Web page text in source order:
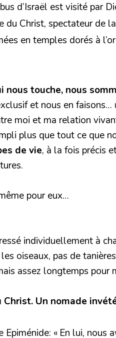
d’Israël est visité par
du Christ, spectateur de
en temples dorés à
nous touche, nous
et nous en
moi et ma relation
plus que tout ce que
de vie, à la fois précis
pour eux…
individuellement à
oiseaux, pas de
assez longtemps
Un nomade
« En lui, nous